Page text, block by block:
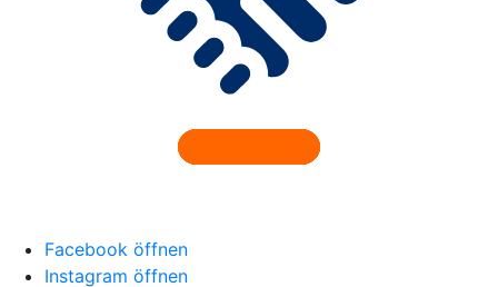
Facebook öffnen
Instagram öffnen